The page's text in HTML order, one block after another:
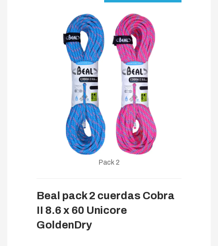
Pack 2
Beal pack 2 cuerdas Cobra
II 8.6 x 60 Unicore
GoldenDry